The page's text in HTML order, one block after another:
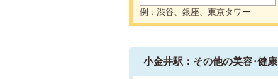
例：渋谷、銀座、東京タワー
小金井駅：その他の美容･健